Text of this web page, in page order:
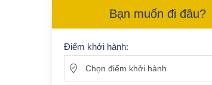
Bạn muốn đi đâu?
Điểm khởi hành:
Chọn điểm khởi hành